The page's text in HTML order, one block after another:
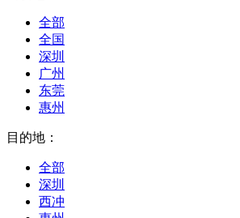
全部
全国
深圳
广州
东莞
惠州
目的地：
全部
深圳
西冲